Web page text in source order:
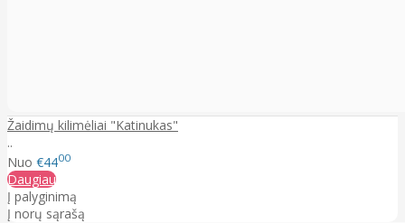
Žaidimų kilimėliai "Katinukas"
..
Nuo €4400
Daugiau
Į palyginimą
Į norų sąrašą